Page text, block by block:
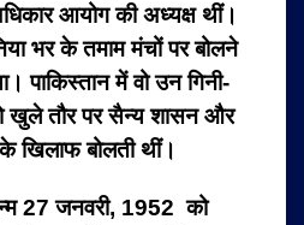
आयोग की अध्यक्ष थीं।
भर के तमाम मंचों पर बोलने
पाकिस्तान में वो उन गिनी-
खुले तौर पर सैन्य शासन और
खिलाफ बोलती थीं।
27 जनवरी, 1952 को